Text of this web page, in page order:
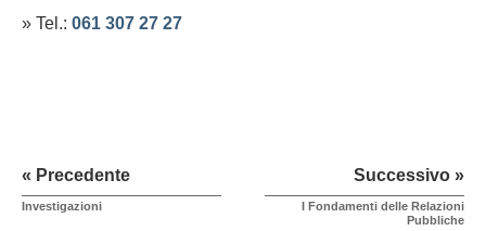
» Tel.: 061 307 27 27
« Precedente
Investigazioni
Successivo »
I Fondamenti delle Relazioni
Pubbliche